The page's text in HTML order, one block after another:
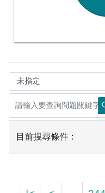
目前搜尋條件：